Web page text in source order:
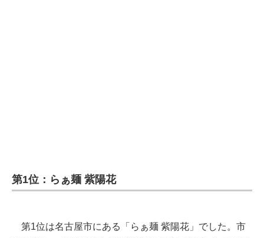
第1位：らぁ麺 紫陽花
第1位は名古屋市にある「らぁ麺 紫陽花」でした。市